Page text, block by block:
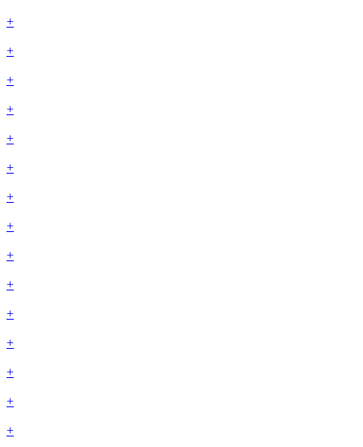
+
+
+
+
+
+
+
+
+
+
+
+
+
+
+